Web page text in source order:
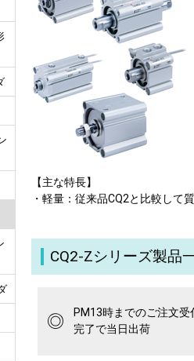
【主な特長】
・軽量：従来品CQ2と比較して
CQ2-Zシリーズ製品
◎
PM13時までのご注文受
完了で当日出荷